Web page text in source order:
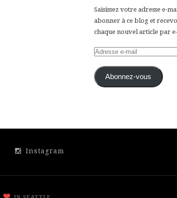
Saisissez votre adresse e-
abonner à ce blog et
chaque nouvel article par
Adresse
mail Abonnez-vous
Instagram